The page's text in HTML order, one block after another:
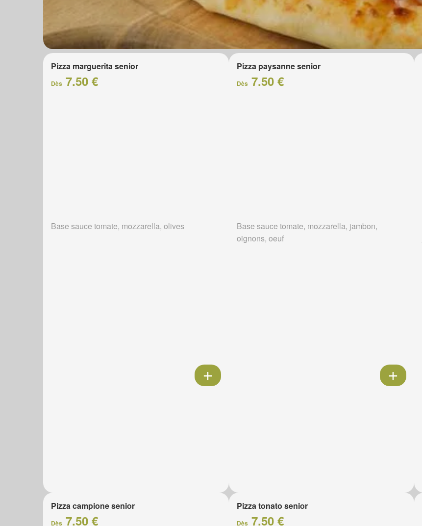
Pizza marguerita senior
Dès 7.50 €
Base sauce tomate, mozzarella, olives
Pizza paysanne senior
Dès 7.50 €
Base sauce tomate, mozzarella, jambon,
oignons, oeuf
Pizza campione senior
Dès 7.50 €
Pizza tonato senior
Dès 7.50 €